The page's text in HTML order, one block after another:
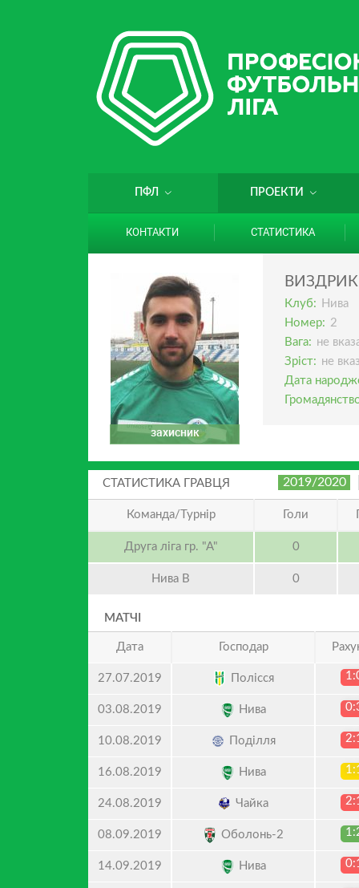
ПФЛ ПРОЕКТИ
КОНТАКТИ СТАТИСТИКА
захисник
ВИЗДРИК
Клуб:
Нива
Номер: 2
Вага: не
Зріст: не
Дата
СТАТИСТИКА ГРАВЦЯ 2019/2020
Команда/Турнір Голи
Друга ліга гр. "А" 0
Нива В 0
МАТЧІ
Дата Господар
27.07.2019 Полісся
03.08.2019 Нива
10.08.2019 Поділля
16.08.2019 Нива
24.08.2019 Чайка
08.09.2019 Оболонь-2
14.09.2019 Нива